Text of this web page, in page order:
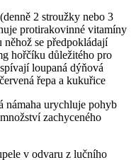
2 stroužky nebo 3
protirakovinné vitamíny
se předpokládají
hořčíku důležitého pro
loupaná dýňová
řepa a kukuřice
námaha urychluje pohyb
zachyceného
v odvaru z lučního